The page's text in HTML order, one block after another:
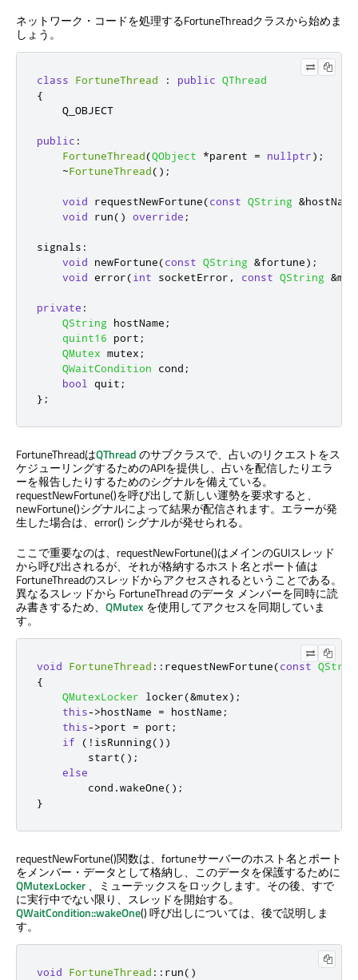
ネットワーク・コードを処理するFortuneThreadクラスから始めま
しょう。
class FortuneThread : public QThread
{
    Q_OBJECT
public :
FortuneThread(QObject *parent = nullptr);
~FortuneThread();
void requestNewFortune(const QString &hostName
void run() override ;
signals :
void newFortune(const QString &fortune);
void error(int socketError , const QString &
private :
QString hostName ;
quint16 port ;
QMutex mutex ;
QWaitCondition
cond ;
bool quit ;
};
FortuneThreadはQThreadのサブクラスで、占いのリクエストをス
ケジューリングするためのAPIを提供し、占いを配信したりエラ
ーを報告したりするためのシグナルを備えている。
requestNewFortune()を呼び出して新しい運勢を要求すると、
newFortune()シグナルによって結果が配信されます。エラーが発
生した場合は、error() シグナルが発せられる。
ここで重要なのは、requestNewFortune()はメインのGUIスレッド
から呼び出されるが、それが格納するホスト名とポート値は
FortuneThreadのスレッドからアクセスされるということである。
異なるスレッドから FortuneThread のデータ メンバーを同時に読
み書きするため、 QMutex を使用してアクセスを同期していま
す。
void FortuneThread :: requestNewFortune(const
{
QMutexLocker locker(&mutex);
this->hostName = hostName ;
this->port = port ;
if
( ! isRunning())
        start
();
else
cond .wakeOne();
}
requestNewFortune()関数は、fortuneサーバーのホスト名とポート
をメンバー・データとして格納し、このデータを保護するために
QMutexLocker、ミューテックスをロックします。その後、すで
に実行中でない限り、スレッドを開始する。
QWaitCondition::wakeOne() 呼び出しについては、後で説明しま
す。
void FortuneThread :: run()